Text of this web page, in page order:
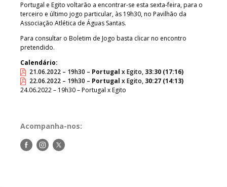
Portugal e Egito voltarão a encontrar-se esta sexta-feira, para o
terceiro e último jogo particular, às 19h30, no Pavilhão da
Associação Atlética de Águas Santas.
Para consultar o Boletim de Jogo basta clicar no encontro
pretendido.
Calendário:
21.06.2022 – 19h30 – Portugal x Egito, 33:30 (17:16)
22.06.2022 – 19h30 – Portugal x Egito, 30:27 (14:13)
24.06.2022 – 19h30 – Portugal x Egito
Acompanha-nos:
Siga-Siga-Siga-